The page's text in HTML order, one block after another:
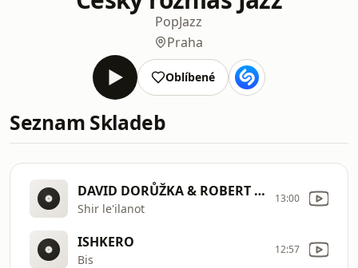
PopJazz
Praha
Oblíbené
Seznam Skladeb
DAVID DORŮŽKA & ROBERT FISCHMANN & MARTIN NOVÁK
Shir le'ilanot
13:00
ISHKERO
Bis
12:57